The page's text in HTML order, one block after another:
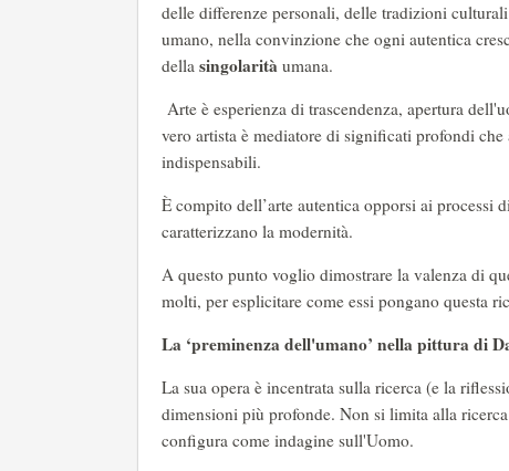
delle differenze personali, delle tradizioni
umano, nella convinzione che ogni autentica
della singolarità umana.
Arte è esperienza di trascendenza, apertura
vero artista è mediatore di significati profondi
indispensabili.
È compito dell’arte autentica opporsi ai
caratterizzano la modernità.
A questo punto voglio dimostrare la valenza di
molti, per esplicitare come essi pongano questa
La ‘preminenza dell'umano’ nella pittura di
La sua opera è incentrata sulla ricerca (e la
dimensioni più profonde. Non si limita alla
configura come indagine sull'Uomo.